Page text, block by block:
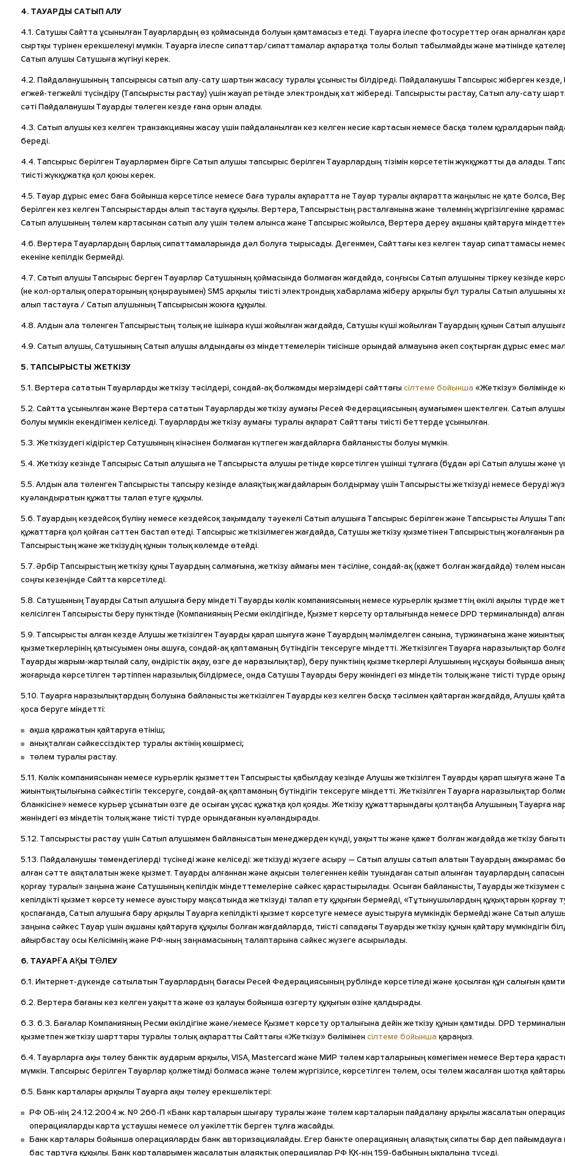
4. ТАУАРДЫ САТЫП АЛУ
4.1. Сатушы Сайтта ұсынылған Тауарлардың өз қоймасында болуын қамтамасыз етеді. Тауарға ілеспе фотосуреттер оған арналған
сыртқы түрінен ерекшеленуі мүмкін. Тауарға ілеспе сипаттар/сипаттамалар ақпаратқа толы болып табылмайды және мәтінінде
Сатып алушы Сатушыға жүгінуі керек.
4.2. Пайдаланушының тапсырысы сатып алу-сату шартын жасасу туралы ұсынысты білдіреді. Пайдаланушы Тапсырыс жіберген кезде,
егжей-тегжейлі түсіндіру (Тапсырысты растау) үшін жауап ретінде электрондық хат жібереді. Тапсырысты растау, Сатып алу-сату
сәті Пайдаланушы Тауарды төлеген кезде ғана орын алады.
4.3. Сатып алушы кез келген транзакцияны жасау үшін пайдаланылған кез келген несие картасын немесе басқа төлем құралдарын
береді.
4.4. Тапсырыс берілген Тауарлармен бірге Сатып алушы тапсырыс берілген Тауарлардың тізімін көрсететін жүкқұжатты да алады.
тиісті жүкқұжатқа қол қоюы керек.
4.5. Тауар дұрыс емес баға бойынша көрсетілсе немесе баға туралы ақпаратта не Тауар туралы ақпаратта жаңылыс не қате болса,
берілген кез келген Тапсырыстарды алып тастауға құқылы. Вертера, Тапсырыстың расталғанына және төлемнің жүргізілгеніне
Сатып алушының төлем картасынан сатып алу үшін төлем алынса және Тапсырыс жойылса, Вертера дереу ақшаны қайтаруға
4.6. Вертера Тауарлардың барлық сипаттамаларында дәл болуға тырысады. Дегенмен, Сайттағы кез келген тауар сипаттамасы немесе
екеніне кепілдік бермейді.
4.7. Сатып алушы Тапсырыс берген Тауарлар Сатушының қоймасында болмаған жағдайда, соңғысы Сатып алушыны тіркеу кезінде
(не кол-орталық операторының қоңырауымен) SMS арқылы тиісті электрондық хабарлама жіберу арқылы бұл туралы Сатып алушыны
алып тастауға / Сатып алушының Тапсырысын жоюға құқылы.
4.8. Алдын ала төленген Тапсырыстың толық не ішінара күші жойылған жағдайда, Сатушы күші жойылған Тауардың құнын Сатып
4.9. Сатып алушы, Сатушының Сатып алушы алдындағы өз міндеттемелерін тиісінше орындай алмауына әкеп соқтырған дұрыс емес
5. ТАПСЫРЫСТЫ ЖЕТКІЗУ
5.1. Вертера сататын Тауарларды жеткізу тәсілдері, сондай-ақ болжамды мерзімдері сайттағы сілтеме бойынша «Жеткізу» бөлімінде
5.2. Сайтта ұсынылған және Вертера сататын Тауарларды жеткізу аумағы Ресей Федерациясының аумағымен шектелген. Сатып
болуы мүмкін екендігімен келіседі. Тауарларды жеткізу аумағы туралы ақпарат Сайттағы тиісті беттерде ұсынылған.
5.3. Жеткізудегі кідірістер Сатушының кінәсінен болмаған күтпеген жағдайларға байланысты болуы мүмкін.
5.4. Жеткізу кезінде Тапсырыс Сатып алушыға не Тапсырыста алушы ретінде көрсетілген үшінші тұлғаға (бұдан әрі Сатып алушы
5.5. Алдын ала төленген Тапсырысты тапсыру кезінде алаяқтық жағдайларын болдырмау үшін Тапсырысты жеткізуді немесе беруді
куәландыратын құжатты талап етуге құқылы.
5.6. Тауардың кездейсоқ бүліну немесе кездейсоқ зақымдалу тәуекелі Сатып алушыға Тапсырыс берілген және Тапсырысты Алушы
құжаттарға қол қойған сәттен бастап өтеді. Тапсырыс жеткізілмеген жағдайда, Сатушы жеткізу қызметінен Тапсырыстың жоғалғанын
Тапсырыстың және жеткізудің құнын толық көлемде өтейді.
5.7. Әрбір Тапсырыстың жеткізу құны Тауардың салмағына, жеткізу аймағы мен тәсіліне, сондай-ақ (қажет болған жағдайда) төлем
соңғы кезеңінде Сайтта көрсетіледі.
5.8. Сатушының Тауарды Сатып алушыға беру міндеті Тауарды көлік компаниясының немесе курьерлік қызметтің өкілі ақылы түрде
келісілген Тапсырысты беру пунктінде (Компанияның Ресми өкілдігінде, Қызмет көрсету орталығында немесе DPD терминалында)
5.9. Тапсырысты алған кезде Алушы жеткізілген Тауарды қарап шығуға және Тауардың мәлімделген санына, түржинағына және
қызметкерлерінің қатысуымен оны ашуға, сондай-ақ қаптаманың бүтіндігін тексеруге міндетті. Жеткізілген Тауарға наразылықтар
Тауарды жарым-жартылай салу, өндірістік ақау, өзге де наразылықтар), беру пунктінің қызметкерлері Алушының нұсқауы бойынша
жоғарыда көрсетілген тәртіппен наразылық білдірмесе, онда Сатушы Тауарды беру жөніндегі өз міндетін толық және тиісті түрде
5.10. Тауарға наразылықтардың болуына байланысты жеткізілген Тауарды кез келген басқа тәсілмен қайтарған жағдайда, Алушы
қоса беруге міндетті:
ақша қаражатын қайтаруға өтініш;
анықталған сәйкессіздіктер туралы актінің көшірмесі;
төлем туралы растау.
5.11. Көлік компаниясынан немесе курьерлік қызметтен Тапсырысты қабылдау кезінде Алушы жеткізілген Тауарды қарап шығуға және
жиынтықтылығына сәйкестігін тексеруге, сондай-ақ қаптаманың бүтіндігін тексеруге міндетті. Жеткізілген Тауарға наразылықтар
бланкісіне» немесе курьер ұсынатын өзге де осыған ұқсас құжатқа қол қояды. Жеткізу құжаттарындағы қолтаңба Алушының Тауарға
жөніндегі өз міндетін толық және тиісті түрде орындағанын куәландырады.
5.12. Тапсырысты растау үшін Сатып алушымен байланысатын менеджерден күнді, уақытты және қажет болған жағдайда жеткізу
5.13. Пайдаланушы төмендегілерді түсінеді және келіседі: жеткізуді жүзеге асыру — Сатып алушы сатып алатын Тауардың
алған сәтте аяқталатын жеке қызмет. Тауарды алғаннан және ақысын төлегеннен кейін туындаған сатып алынған тауарлардың
қорғау туралы» заңына және Сатушының кепілдік міндеттемелеріне сәйкес қарастырылады. Осыған байланысты, Тауарды
кепілдікті қызмет көрсету немесе ауыстыру мақсатында жеткізуді талап ету құқығын бермейді, «Тұтынушылардың құқықтарын
қоспағанда, Сатып алушыға бару арқылы Тауарға кепілдікті қызмет көрсетуге немесе ауыстыруға мүмкіндік бермейді және Сатып
заңына сәйкес Тауар үшін ақшаны қайтаруға құқылы болған жағдайларда, тиісті сападағы Тауарды жеткізу құнын қайтару мүмкіндігін
айырбастау осы Келісімнің және РФ-ның заңнамасының талаптарына сәйкес жүзеге асырылады.
6. ТАУАРҒА АҚЫ ТӨЛЕУ
6.1. Интернет-дүкенде сатылатын Тауарлардың бағасы Ресей Федерациясының рублінде көрсетіледі және қосылған құн салығын
6.2. Вертера бағаны кез келген уақытта және өз қалауы бойынша өзгерту құқығын өзіне қалдырады.
6.3. 6.3. Бағалар Компанияның Ресми өкілдігіне және/немесе Қызмет көрсету орталығына дейін жеткізу құнын қамтиды. DPD
қызметпен жеткізу шарттары туралы толық ақпаратты Сайттағы «Жеткізу» бөлімінен сілтеме бойынша қараңыз.
6.4. Тауарларға ақы төлеу банктік аударым арқылы, VISA, Mastercard және МИР төлем карталарының көмегімен немесе Вертера
мүмкін. Тапсырыс берілген Тауарлар қолжетімді болмаса және төлем жүргізілсе, көрсетілген төлем, осы төлем жасалған шотқа
6.5. Банк карталары арқылы Тауарға ақы төлеу ерекшеліктері:
РФ ОБ-нің 24.12.2004 ж. № 266-П «Банк карталарын шығару туралы және төлем карталарын пайдалану арқылы жасалатын
операцияларды карта ұстаушы немесе ол уәкілеттік берген тұлға жасайды.
Банк карталары бойынша операцияларды банк авторизациялайды. Егер банкте операцияның алаяқтық сипаты бар деп пайымдауға
бас тартуға құқылы. Банк карталарымен жасалатын алаяқтық операциялар РФ ҚК-нің 159-бабының ықпалына түседі.